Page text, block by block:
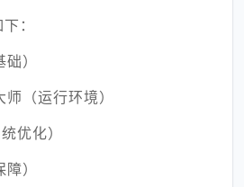
：
础）
（运行环境）
优化）
）